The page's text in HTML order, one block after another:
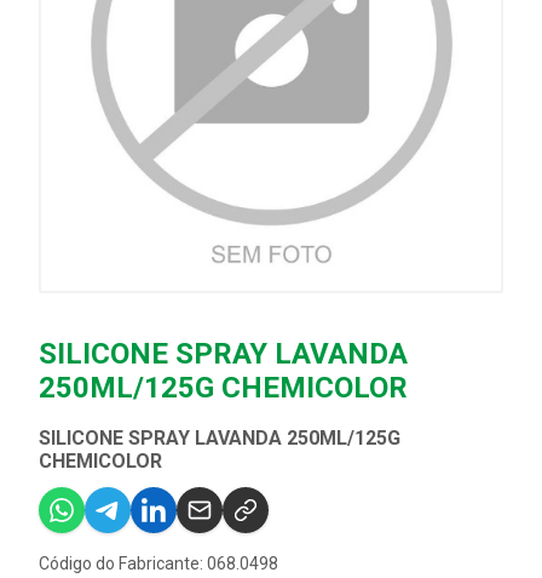
SILICONE SPRAY LAVANDA
250ML/125G CHEMICOLOR
SILICONE SPRAY LAVANDA 250ML/125G
CHEMICOLOR
Código do Fabricante: 068.0498